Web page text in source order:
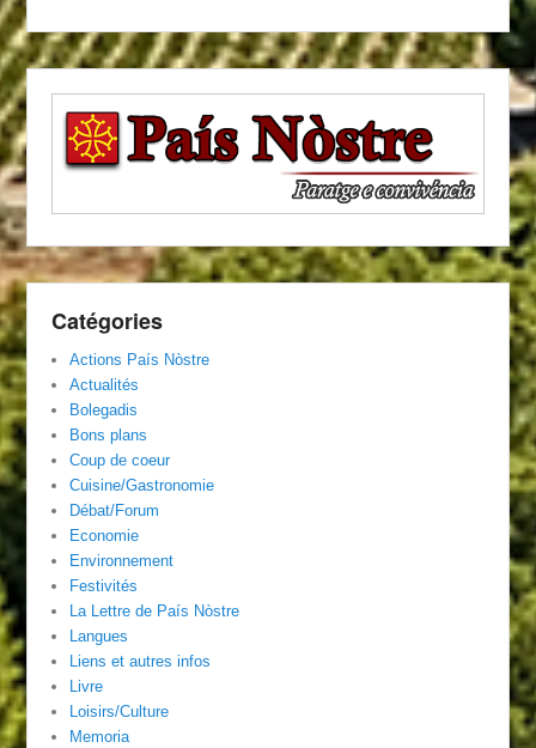
Catégories
Actions País Nòstre
Actualités
Bolegadis
Bons plans
Coup de coeur
Cuisine/Gastronomie
Débat/Forum
Economie
Environnement
Festivités
La Lettre de País Nòstre
Langues
Liens et autres infos
Livre
Loisirs/Culture
Memoria